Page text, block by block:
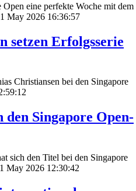
eine perfekte Woche mit dem
May 2026 16:36:57
setzen Erfolgsserie
Christiansen bei den Singapore
den Singapore Open-
sich den Titel bei den Singapore
May 2026 12:30:42